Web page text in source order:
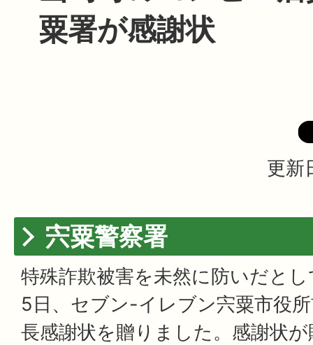
粟署が感謝状
更新
宍粟警察署
特殊詐欺被害を未然に防いだと
5日、セブン-イレブン宍粟市役
長感謝状を贈りました。感謝状